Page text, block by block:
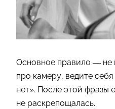
Основное правило — не
про камеру, ведите себя
нет». После этой фразы
не раскрепощалась.